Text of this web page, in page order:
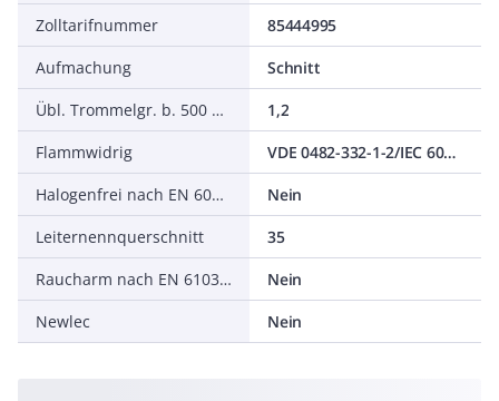
Zolltarifnummer
85444995
Aufmachung
Schnitt
Übl. Trommelgr. b. 500 m Ø m
1,2
Flammwidrig
VDE 0482-332-1-2/IEC 60332-1-2
Halogenfrei nach EN 60754-1/2
Nein
Leiternennquerschnitt
35
Raucharm nach EN 61034-2
Nein
Newlec
Nein